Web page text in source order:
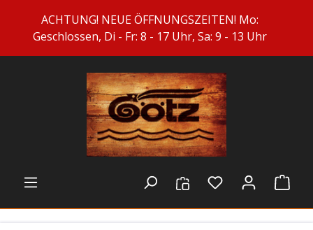
Zum Hauptinhalt springen
ACHTUNG! NEUE ÖFFNUNGSZEITEN! Mo:
Geschlossen, Di - Fr: 8 - 17 Uhr, Sa: 9 - 13 Uhr
Du hast 0